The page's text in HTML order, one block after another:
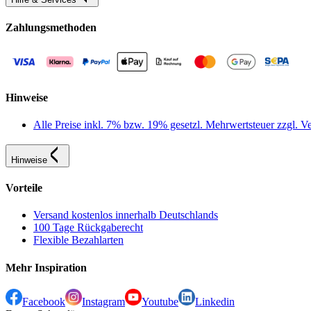
Zahlungsmethoden
Hinweise
Alle Preise inkl. 7% bzw. 19% gesetzl. Mehrwertsteuer zzgl.
Hinweise
Vorteile
Versand kostenlos innerhalb Deutschlands
100 Tage Rückgaberecht
Flexible Bezahlarten
Mehr Inspiration
Facebook Instagram Youtube
Linkedin